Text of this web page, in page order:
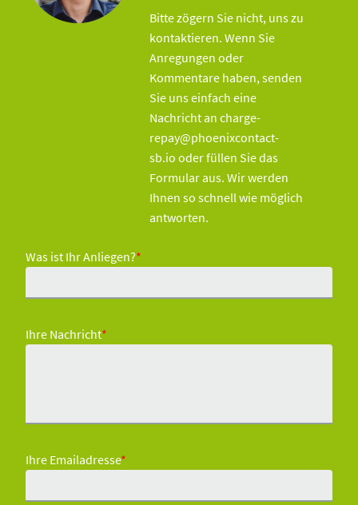
Bitte zögern Sie nicht, uns zu
kontaktieren. Wenn Sie
Anregungen oder
Kommentare haben, senden
Sie uns einfach eine
Nachricht an charge-
repay@phoenixcontact-
sb.io oder füllen Sie das
Formular aus. Wir werden
Ihnen so schnell wie möglich
antworten.
Was ist Ihr Anliegen?*
Ihre Nachricht*
Ihre Emailadresse*